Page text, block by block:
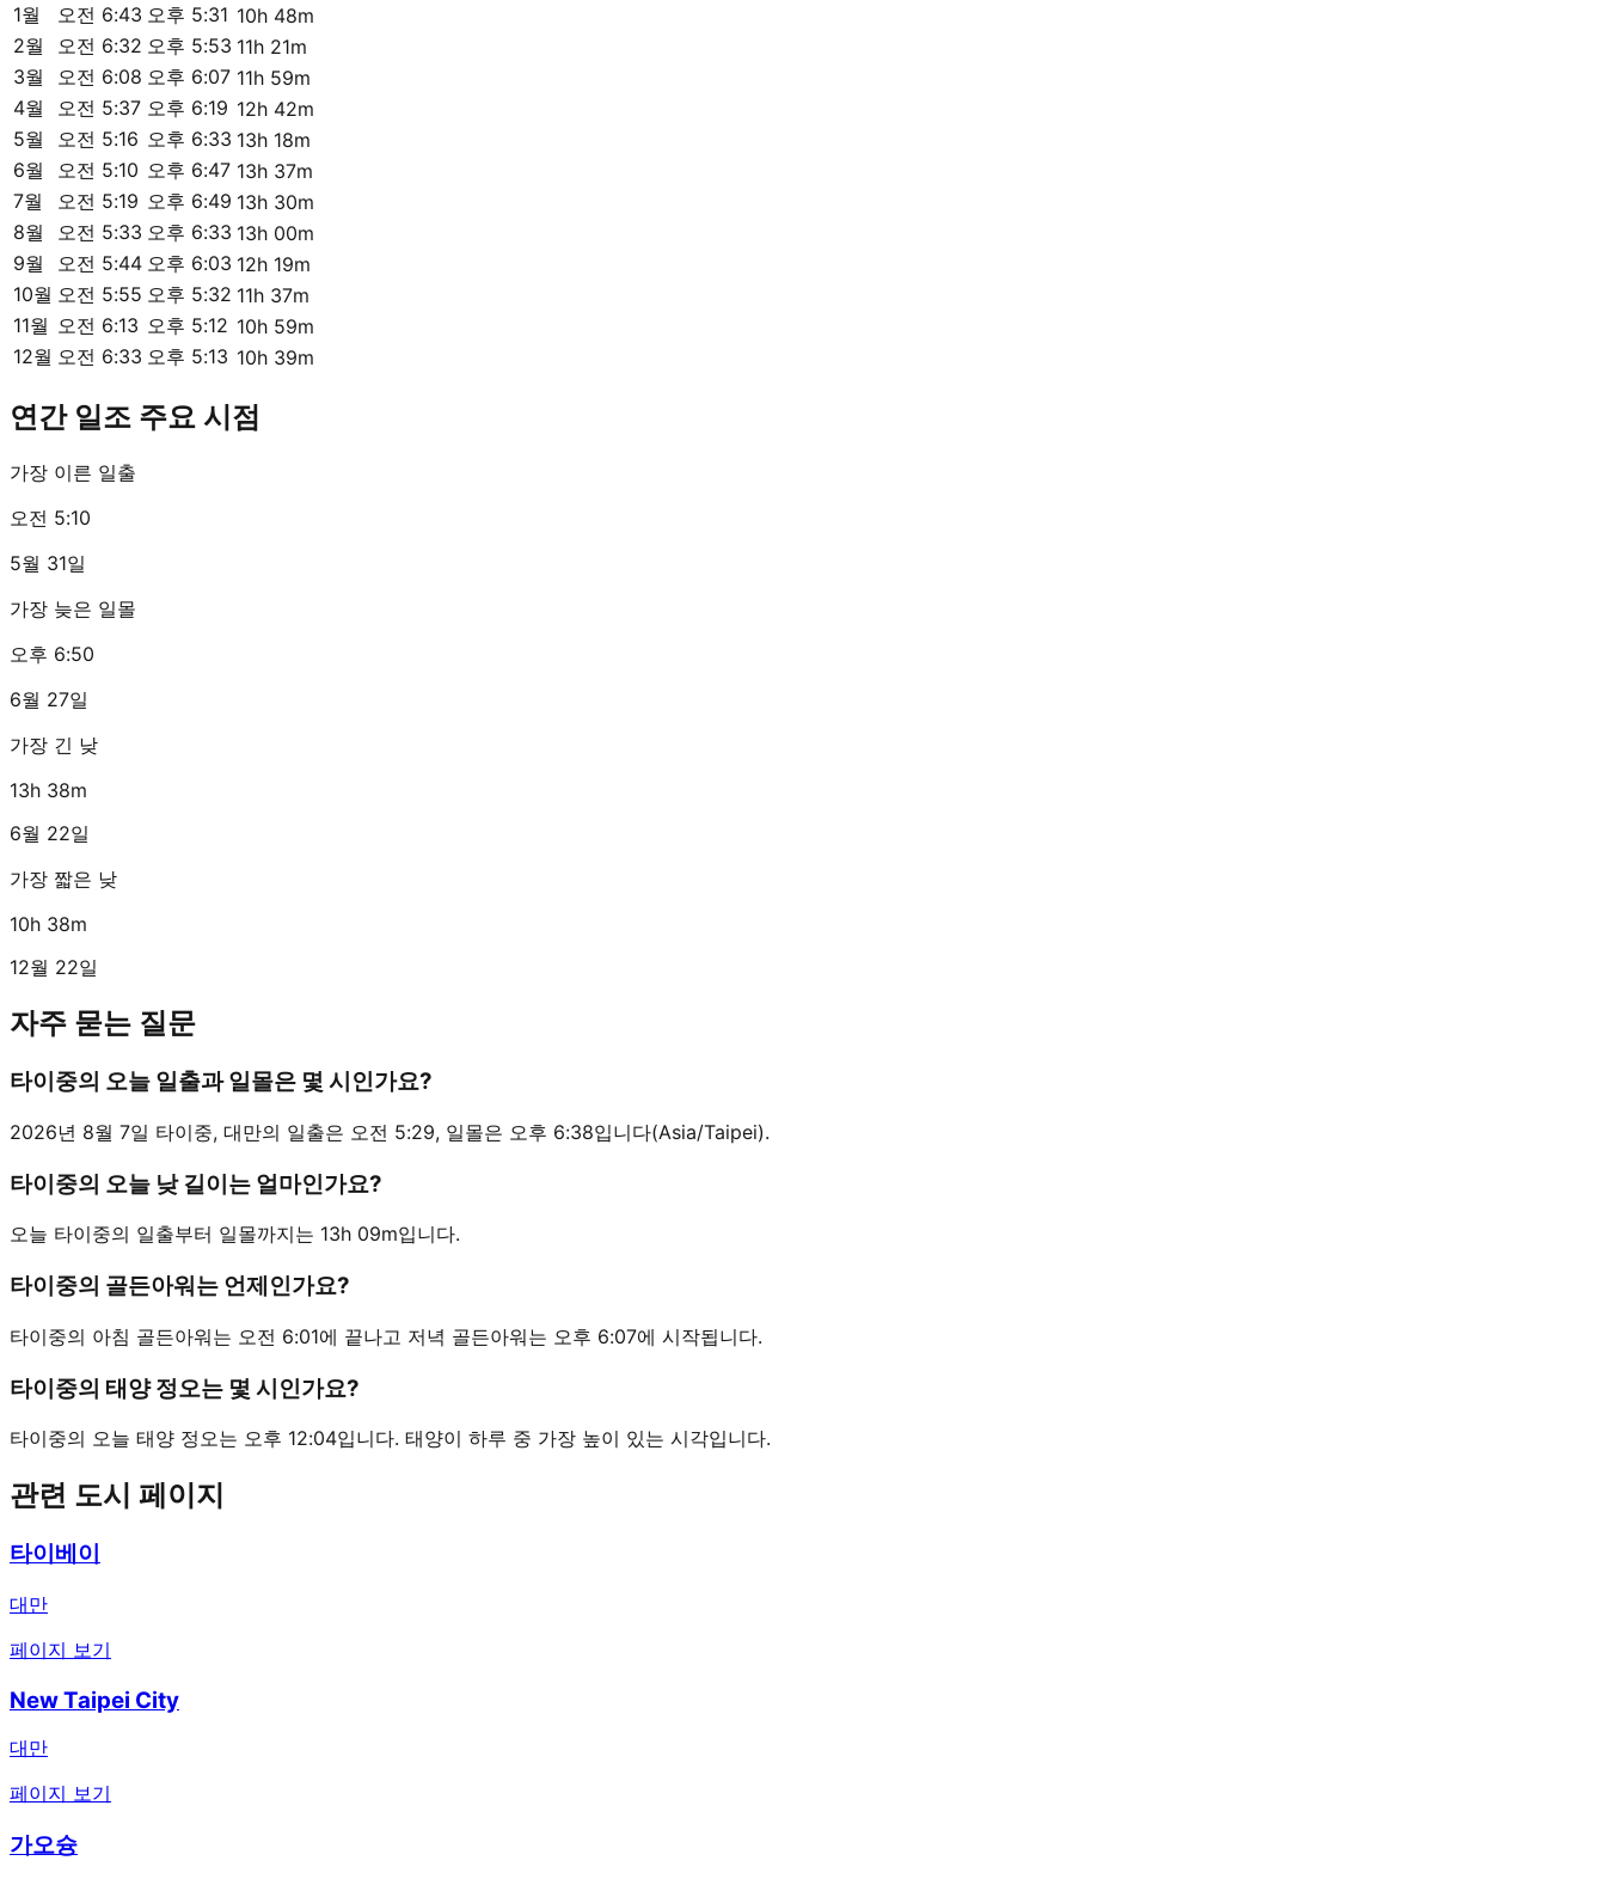
1월
오전 6:43 오후 5:31 10h 48m
2월
오전 6:32 오후 5:53 11h 21m
3월
오전 6:08 오후 6:07 11h 59m
4월
오전 5:37 오후 6:19 12h 42m
5월
오전 5:16 오후 6:33 13h 18m
6월
오전 5:10 오후 6:47 13h 37m
7월
오전 5:19 오후 6:49 13h 30m
8월
오전 5:33 오후 6:33 13h 00m
9월
오전 5:44 오후 6:03 12h 19m
10월 오전 5:55 오후 5:32 11h 37m
11월 오전 6:13 오후 5:12 10h 59m
12월 오전 6:33 오후 5:13 10h 39m
연간 일조 주요 시점
가장 이른 일출
오전 5:10
5월 31일
가장 늦은 일몰
오후 6:50
6월 27일
가장 긴 낮
13h 38m
6월 22일
가장 짧은 낮
10h 38m
12월 22일
자주 묻는 질문
타이중의 오늘 일출과 일몰은 몇 시인가요?
2026년 8월 7일 타이중, 대만의 일출은 오전 5:29, 일몰은 오후 6:38입니다(Asia/Taipei).
타이중의 오늘 낮 길이는 얼마인가요?
오늘 타이중의 일출부터 일몰까지는 13h 09m입니다.
타이중의 골든아워는 언제인가요?
타이중의 아침 골든아워는 오전 6:01에 끝나고 저녁 골든아워는 오후 6:07에 시작됩니다.
타이중의 태양 정오는 몇 시인가요?
타이중의 오늘 태양 정오는 오후 12:04입니다. 태양이 하루 중 가장 높이 있는 시각입니다.
관련 도시 페이지
타이베이
대만
페이지 보기
New Taipei City
대만
페이지 보기
가오슝